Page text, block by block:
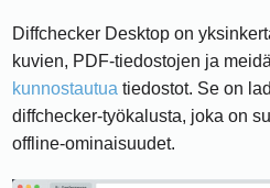
Diffchecker Desktop on
kuvien, PDF-tiedostojen ja
kunnostautua tiedostot. Se on
diffchecker-työkalusta, joka on
offline-ominaisuudet.